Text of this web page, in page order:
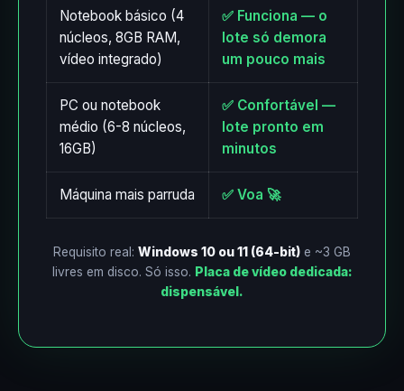
Notebook básico (4
núcleos, 8GB RAM,
vídeo integrado)
✅ Funciona — o
lote só demora
um pouco mais
PC ou notebook
médio (6-8 núcleos,
16GB)
✅ Confortável —
lote pronto em
minutos
Máquina mais parruda ✅ Voa 🚀
Requisito real: Windows 10 ou 11 (64-bit) e ~3 GB
livres em disco. Só isso. Placa de vídeo dedicada:
dispensável.